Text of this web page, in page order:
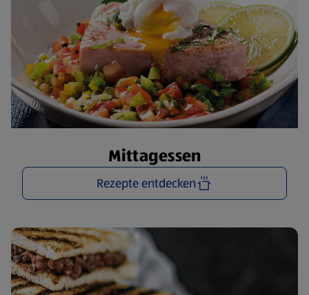
Mittagessen
Rezepte entdecken